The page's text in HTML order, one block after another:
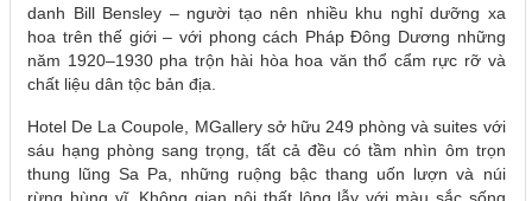
danh Bill Bensley – người tạo nên nhiều khu nghỉ dưỡng xa
hoa trên thế giới – với phong cách Pháp Đông Dương những
năm 1920–1930 pha trộn hài hòa hoa văn thổ cẩm rực rỡ và
chất liệu dân tộc bản địa.
Hotel De La Coupole, MGallery sở hữu 249 phòng và suites với
sáu hạng phòng sang trọng, tất cả đều có tầm nhìn ôm trọn
thung lũng Sa Pa, những ruộng bậc thang uốn lượn và núi
rừng hùng vĩ. Không gian nội thất lộng lẫy với màu sắc sống